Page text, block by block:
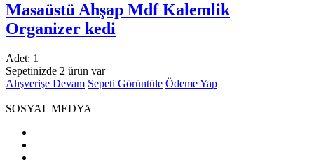
Masaüstü Ahşap Mdf Kalemlik
Organizer kedi
Adet: 1
Sepetinizde 2 ürün var
Alışverişe Devam Sepeti Görüntüle Ödeme Yap
SOSYAL MEDYA